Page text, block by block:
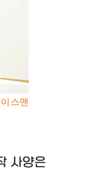
스맨
사양은